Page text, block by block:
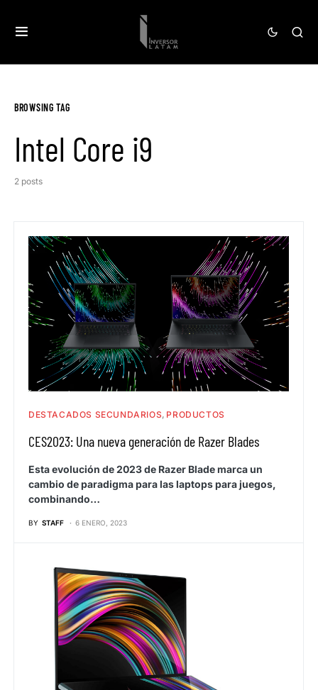
BROWSING TAG
Intel Core i9
2 posts
DESTACADOS SECUNDARIOS PRODUCTOS
CES2023: Una nueva generación de Razer Blades
Esta evolución de 2023 de Razer Blade marca un
cambio de paradigma para las laptops para juegos,
combinando…
BY STAFF 6 ENERO, 2023